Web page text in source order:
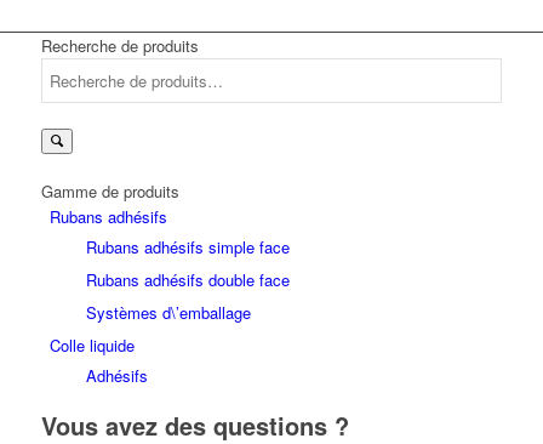
Recherche de produits
Gamme de produits
Rubans adhésifs
Rubans adhésifs simple face
Rubans adhésifs double face
Systèmes d\’emballage
Colle liquide
Adhésifs
Vous avez des questions ?